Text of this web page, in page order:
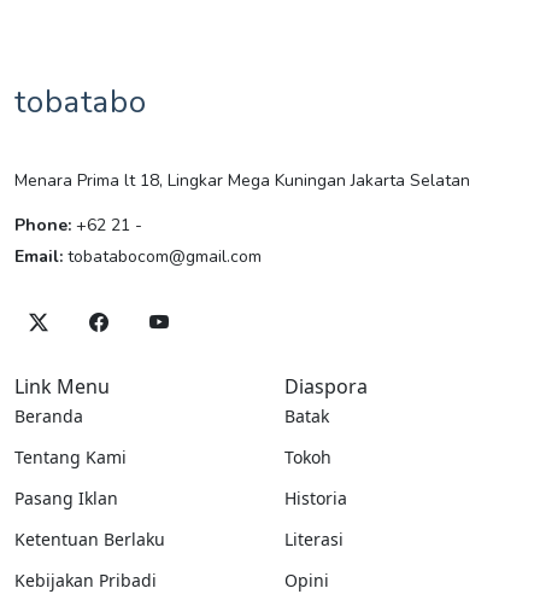
tobatabo
Menara Prima lt 18, Lingkar Mega Kuningan Jakarta Selatan
Phone: +62 21 -
Email: tobatabocom@gmail.com
Link Menu
Beranda
Tentang Kami
Pasang Iklan
Ketentuan Berlaku
Kebijakan Pribadi
Diaspora
Batak
Tokoh
Historia
Literasi
Opini